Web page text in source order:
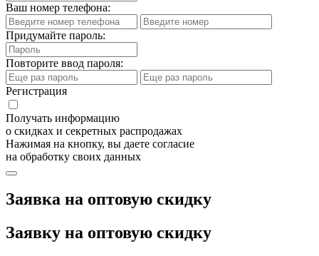
Ваш номер телефона:
Придумайте пароль:
Повторите ввод пароля:
Регистрация
Получать информацию
о скидках и секретных распродажах
Нажимая на кнопку, вы даете согласие
на обработку своих данных
Заявка на оптовую скидку
Заявку на оптовую скидку